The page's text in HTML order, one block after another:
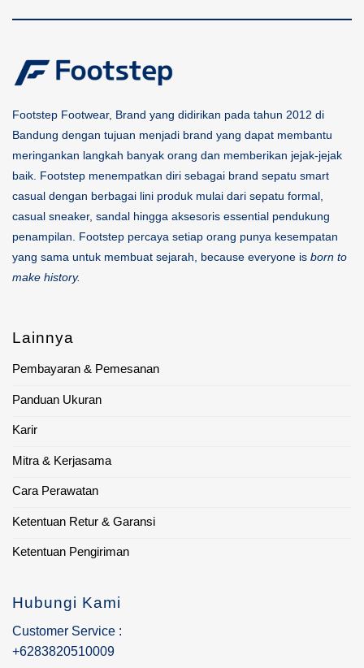
Footstep Footwear, Brand yang didirikan pada tahun 2012 di
Bandung dengan tujuan menjadi brand yang dapat membantu
meringankan langkah banyak orang dan memberikan jejak-jejak
baik. Footstep menempatkan diri sebagai brand sepatu smart
casual dengan berbagai lini produk mulai dari sepatu formal,
casual sneaker, sandal hingga aksesoris essential pendukung
penampilan. Footstep percaya setiap orang punya kesempatan
yang sama untuk membuat sejarah, because everyone is born to
make history.
Lainnya
Pembayaran & Pemesanan
Panduan Ukuran
Karir
Mitra & Kerjasama
Cara Perawatan
Ketentuan Retur & Garansi
Ketentuan Pengiriman
Hubungi Kami
Customer Service :
+6283820510009